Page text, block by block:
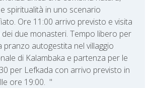
spiritualità in uno scenario
Ore 11:00 arrivo previsto e visita
dei due monasteri. Tempo libero per
pranzo autogestita nel villaggio
di Kalambaka e partenza per le
per Lefkada con arrivo previsto in
ore 19:00. "